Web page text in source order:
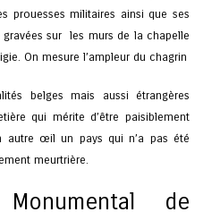
prouesses militaires ainsi que ses
sur les murs de la chapelle
On mesure l’ampleur du chagrin
belges mais aussi étrangères
qui mérite d’être paisiblement
autre œil un pays qui n’a pas été
meurtrière.
de